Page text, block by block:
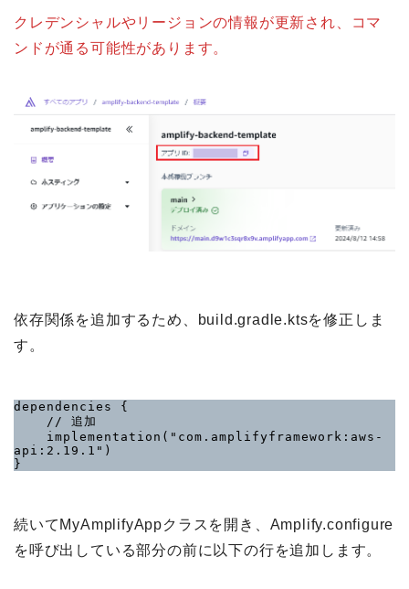
クレデンシャルやリージョンの情報が更新され、コマ
ンドが通る可能性があります。
依存関係を追加するため、build.gradle.ktsを修正しま
す。
dependencies {
api:2.19.1")
}
続いてMyAmplifyAppクラスを開き、Amplify.configure
を呼び出している部分の前に以下の行を追加します。